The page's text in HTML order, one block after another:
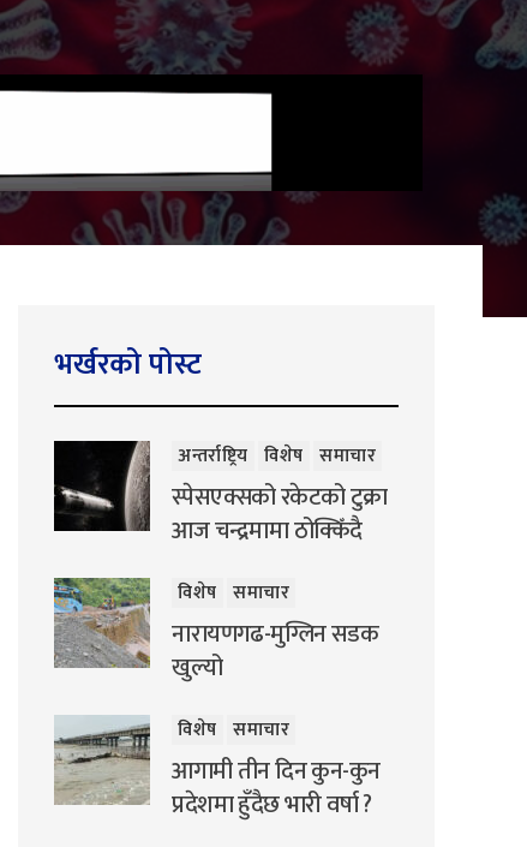
भर्खरको पोस्ट
अन्तर्राष्ट्रिय विशेष समाचार
स्पेसएक्सको रकेटको टुक्रा
आज चन्द्रमामा ठोक्किँदै
विशेष समाचार
नारायणगढ-मुग्लिन सडक
खुल्यो
विशेष समाचार
आगामी तीन दिन कुन-कुन
प्रदेशमा हुँदैछ भारी वर्षा ?